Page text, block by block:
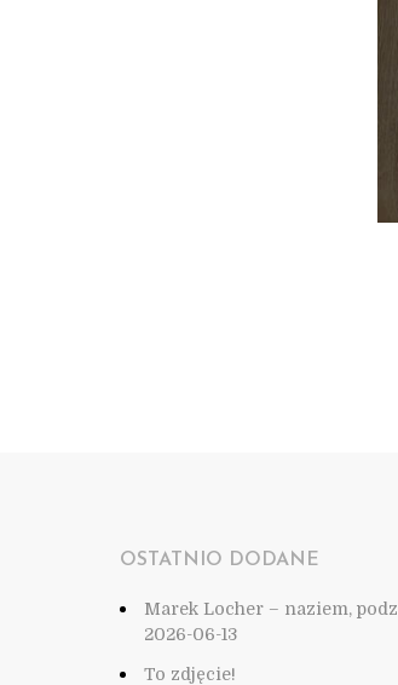
OSTATNIO DODANE
Marek Locher – naziem,
2026-06-13
To zdjęcie!